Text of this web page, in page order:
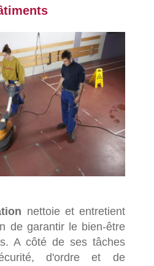
nettoie et entretient
de garantir le bien-être
A côté de ses tâches
d'ordre et de